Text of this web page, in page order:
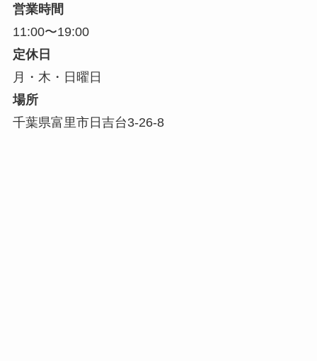
営業時間
11:00〜19:00
定休日
月・木・日曜日
場所
千葉県富里市日吉台3-26-8